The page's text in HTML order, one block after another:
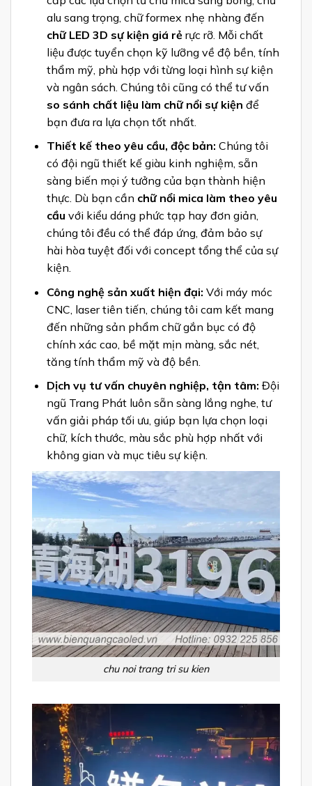
alu sang trọng, chữ formex nhẹ nhàng đến
chữ LED 3D sự kiện giá rẻrực rỡ. Mỗi chất
liệu được tuyển chọn kỹ lưỡng về độ bền, tính
thẩm mỹ, phù hợp với từng loại hình sự kiện
và ngân sách. Chúng tôi cũng có thể tư vấn
so sánh chất liệu làm chữ nổi sự kiện để
bạn đưa ra lựa chọn tốt nhất.
Thiết kế theo yêu cầu, độc bản: Chúng tôi
có đội ngũ thiết kế giàu kinh nghiệm, sẵn
sàng biến mọi ý tưởng của bạn thành hiện
thực. Dù bạn cần chữ nổi mica làm theo yêu
cầu với kiểu dáng phức tạp hay đơn giản,
chúng tôi đều có thể đáp ứng, đảm bảo sự
hài hòa tuyệt đối với concept tổng thể của sự
kiện.
Công nghệ sản xuất hiện đại: Với máy móc
CNC, laser tiên tiến, chúng tôi cam kết mang
đến những sản phẩm chữ gắn bục có độ
chính xác cao, bề mặt mịn màng, sắc nét,
tăng tính thẩm mỹ và độ bền.
Dịch vụ tư vấn chuyên nghiệp, tận tâm: Đội
ngũ Trang Phát luôn sẵn sàng lắng nghe, tư
vấn giải pháp tối ưu, giúp bạn lựa chọn loại
chữ, kích thước, màu sắc phù hợp nhất với
không gian và mục tiêu sự kiện.
chu noi trang tri su kien